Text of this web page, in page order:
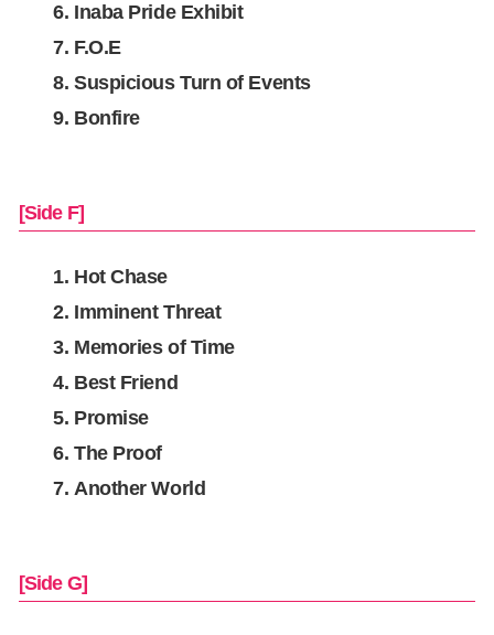
Inaba Pride Exhibit
F.O.E
Suspicious Turn of Events
Bonfire
[Side F]
Hot Chase
Imminent Threat
Memories of Time
Best Friend
Promise
The Proof
Another World
[Side G]